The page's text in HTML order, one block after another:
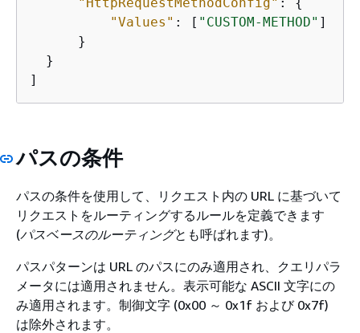
"Values" : [ "CUSTOM-METHOD" ]
      }
  }
]
パスの条件
パスの条件を使用して、リクエスト内の URL に基づいて
リクエストをルーティングするルールを定義できます
(パスベースのルーティングとも呼ばれます)。
パスパターンは URL のパスにのみ適用され、クエリパラ
メータには適用されません。表示可能な ASCII 文字にの
み適用されます。制御文字 (0x00 ～ 0x1f および 0x7f)
は除外されます。